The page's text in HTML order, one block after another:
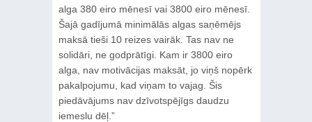
alga 380 eiro mēnesī vai 3800 eiro mēnesī.
Šajā gadījumā minimālās algas saņēmējs
maksā tieši 10 reizes vairāk. Tas nav ne
solidāri, ne godprātīgi. Kam ir 3800 eiro
alga, nav motivācijas maksāt, jo viņš nopērk
pakalpojumu, kad viņam to vajag. Šis
piedāvājums nav dzīvotspējīgs daudzu
iemeslu dēļ.”